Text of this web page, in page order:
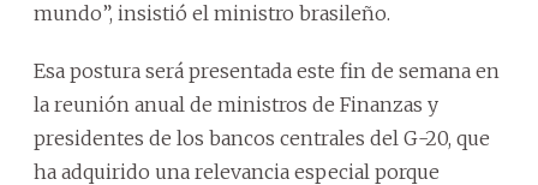
mundo”, insistió el ministro brasileño.
Esa postura será presentada este fin de semana en
la reunión anual de ministros de Finanzas y
presidentes de los bancos centrales del G-20, que
ha adquirido una relevancia especial porque